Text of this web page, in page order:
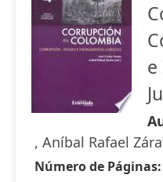
, Aníbal Rafael
Número de Páginas: